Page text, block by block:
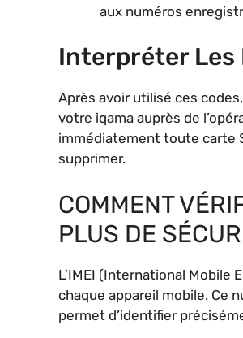
aux numéros
Interpréter Les
Après avoir utilisé ces
votre iqama auprès de
immédiatement toute carte
supprimer.
COMMENT
PLUS DE
L’IMEI (International
chaque appareil mobile. Ce
permet d’identifier